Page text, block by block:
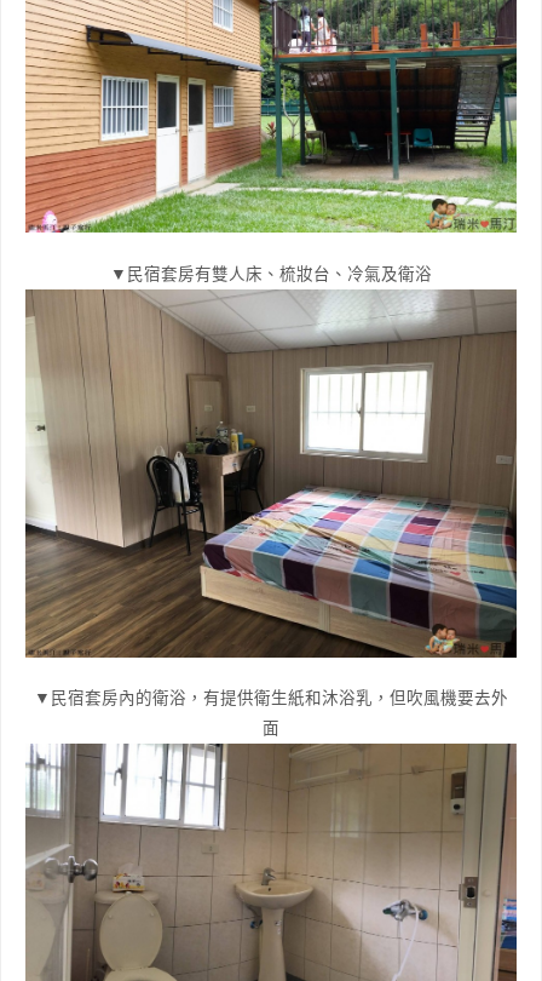
▼民宿套房有雙人床、梳妝台、冷氣及衛浴
▼民宿套房內的衛浴，有提供衛生紙和沐浴乳，但吹風機要去外
面